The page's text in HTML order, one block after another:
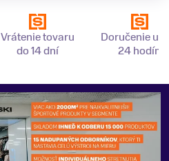
Vrátenie tovaru
do 14 dní
Doručenie už
24 hodín